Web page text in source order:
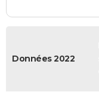
Données 2022